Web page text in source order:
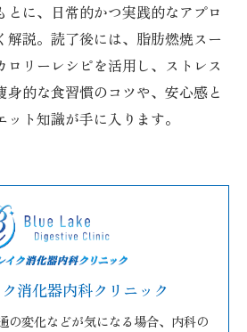
とに、日常的かつ実践的なアプロ
解説。読了後には、脂肪燃焼スー
ロリーレシピを活用し、ストレス
身的な食習慣のコツや、安心感と
ト知識が手に入ります。
消化器内科クリニック
の変化などが気になる場合、内科の